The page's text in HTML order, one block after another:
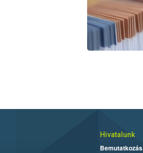
Hivatalunk
Bemutatkozás